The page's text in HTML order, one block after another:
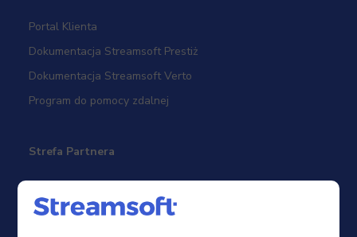
Portal Klienta
Dokumentacja Streamsoft Prestiż
Dokumentacja Streamsoft Verto
Program do pomocy zdalnej
Strefa Partnera
Sieć sprzedaży